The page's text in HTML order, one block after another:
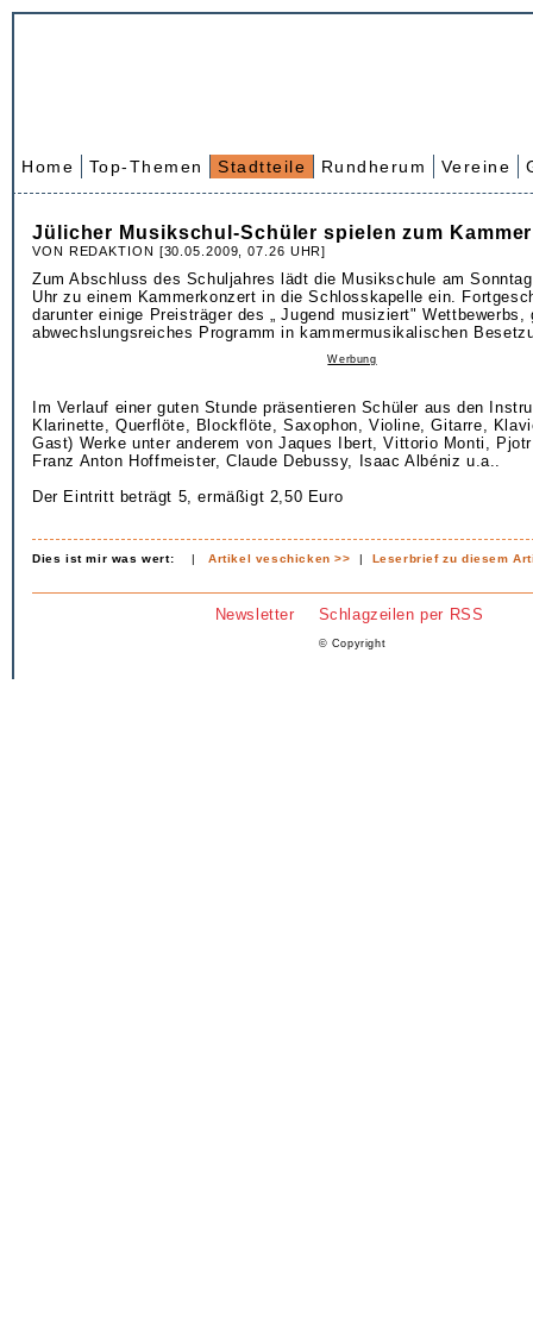
Home Top-Themen Stadtteile Rundherum Vereine
Jülicher Musikschul-Schüler spielen zum
VON REDAKTION [30.05.2009, 07.26 UHR]
Zum Abschluss des Schuljahres lädt die Musikschule am
Uhr zu einem Kammerkonzert in die Schlosskapelle ein.
darunter einige Preisträger des „ Jugend musiziert" Wettbewerbs,
abwechslungsreiches Programm in kammermusikalischen
Werbung
Im Verlauf einer guten Stunde präsentieren Schüler aus den
Klarinette, Querflöte, Blockflöte, Saxophon, Violine, Gitarre,
Gast) Werke unter anderem von Jaques Ibert, Vittorio Monti,
Franz Anton Hoffmeister, Claude Debussy, Isaac Albéniz u.a..
Der Eintritt beträgt 5, ermäßigt 2,50 Euro
Dies ist mir was wert: |Artikel veschicken >> | Leserbrief zu diesem
Newsletter Schlagzeilen per RSS
© Copyright